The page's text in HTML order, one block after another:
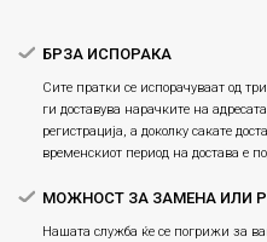
БРЗА ИСПОРАКА
Сите пратки се испорачуваат од
ги доставува нарачките на
регистрација, а доколку сакате
временскиот период на достава е
МОЖНОСТ ЗА ЗАМЕНА ИЛИ
Нашата служба ќе се погрижи за